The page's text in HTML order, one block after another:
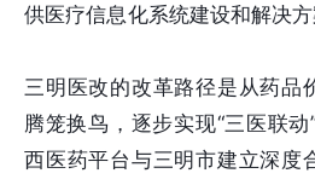
供医疗信息化系统建设和解决方
三明医改的改革路径是从药品
腾笼换鸟，逐步实现“三医联
西医药平台与三明市建立深度